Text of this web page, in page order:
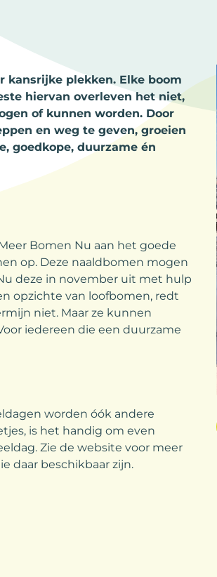
kansrijke plekken. Elke boom
hiervan overleven het niet,
of kunnen worden. Door
en weg te geven, groeien
goedkope, duurzame én
Bomen Nu aan het goede
op. Deze naaldbomen mogen
deze in november uit met hulp
opzichte van loofbomen, redt
niet. Maar ze kunnen
iedereen die een duurzame
worden óók andere
is het handig om even
Zie de website voor meer
daar beschikbaar zijn.